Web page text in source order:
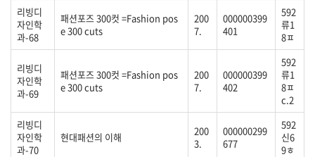
리빙디
자인학
과-68
패션포즈 300컷 =Fashion pos
e 300 cuts
200
7.
000000399
401
592
류1
8ㅍ
리빙디
자인학
과-69
패션포즈 300컷 =Fashion pos
e 300 cuts
200
7.
000000399
402
592
류1
8ㅍ
c.2
리빙디
자인학
과-70
현대패션의 이해
200
3.
000000299
677
592
신6
9ㅎ